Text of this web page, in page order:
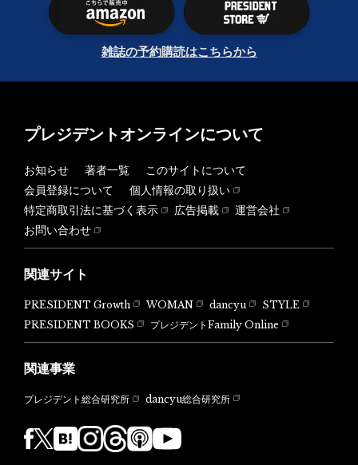
雑誌の予約購読はこちらから
プレジデントオンラインについて
お知らせ 著者一覧
このサイトについて
会員登録について
個人情報の取り扱い
特定商取引法に基づく表示
広告掲載
運営会社
お問い合わせ
関連サイト
PRESIDENT Growth WOMAN dancyu
STYLE
PRESIDENT BOOKS
プレジデントFamily Online
関連事業
プレジデント総合研究所 dancyu総合研究所